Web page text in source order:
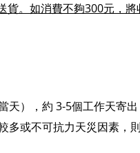
貨。如消費不夠300元，
天），約 3-5個工作天寄
多或不可抗力天災因素，